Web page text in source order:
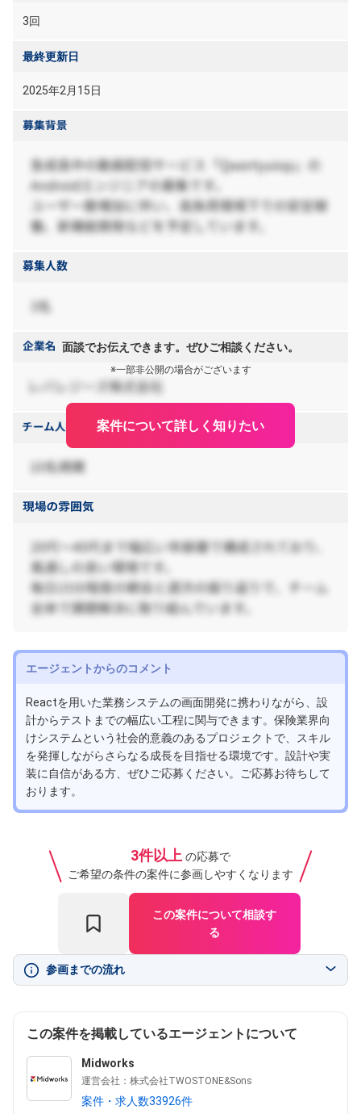
3回
最終更新日
2025年2月15日
面談でお伝えできます。ぜひご相談ください。
※一部非公開の場合がございます
案件について詳しく知りたい
エージェントからのコメント
Reactを用いた業務システムの画面開発に携わりながら、設
計からテストまでの幅広い工程に関与できます。保険業界向
けシステムという社会的意義のあるプロジェクトで、スキル
を発揮しながらさらなる成長を目指せる環境です。設計や実
装に自信がある方、ぜひご応募ください。ご応募お待ちして
おります。
3件以上 の応募で
ご希望の条件の案件に参画しやすくなります
この案件について相談す
る
参画までの流れ
この案件を掲載しているエージェントについて
Midworks
運営会社：株式会社TWOSTONE&Sons
案件・求人数33926件